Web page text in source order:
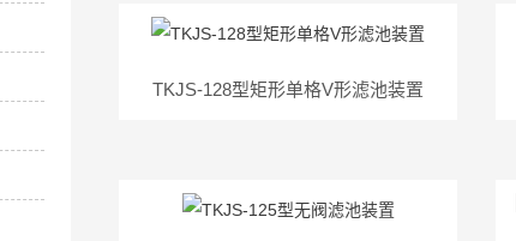
TKJS-128型矩形单格V形滤池装置